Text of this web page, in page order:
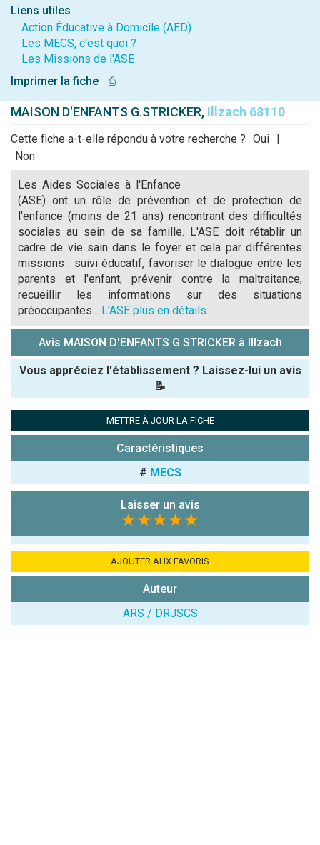
Liens utiles
Action Éducative à Domicile (AED)
Les MECS, c'est quoi ?
Les Missions de l'ASE
Imprimer la fiche
⎙
MAISON D'ENFANTS G.STRICKER, Illzach 68110
Cette fiche a-t-elle répondu à votre recherche ? Oui |
Non
Les Aides Sociales à l'Enfance
(ASE) ont un rôle de prévention et de protection de
l'enfance (moins de 21 ans) rencontrant des difficultés
sociales au sein de sa famille. L'ASE doit rétablir un
cadre de vie sain dans le foyer et cela par différentes
missions : suivi éducatif, favoriser le dialogue entre les
parents et l'enfant, prévenir contre la maltraitance,
recueillir les informations sur des situations
préoccupantes... L'ASE plus en détails.
Avis MAISON D'ENFANTS G.STRICKER à Illzach
Vous appréciez l'établissement ? Laissez-lui un avis
📝
Note que vous souhaitez attribuer :
Antispam -
chiffres) :
l'établissement
METTRE À JOUR LA FICHE
Caractéristiques
# MECS
Laisser un avis
★★★★★
AJOUTER AUX FAVORIS
Auteur
ARS / DRJSCS